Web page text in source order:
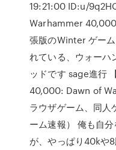
19:21:00 ID:u/
Warhammer
張版のWinter ゲー
れている、ウォー
ッドです sage進行
40,000: Dawn of
ラウザゲーム、同人
ーム速報） 俺も自
が、やっぱり40kや